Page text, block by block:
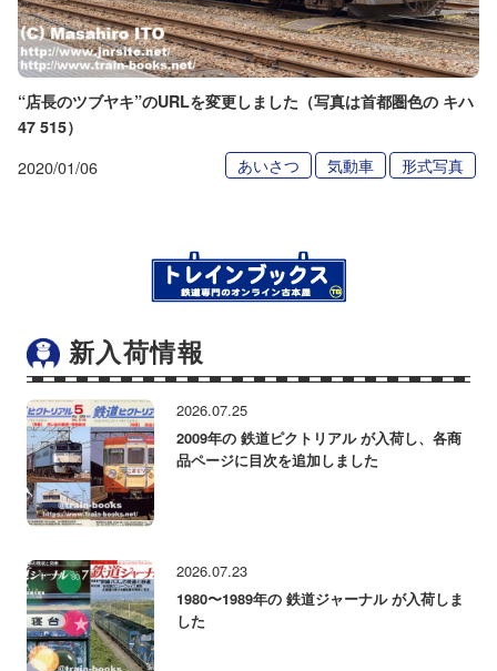
“店長のツブヤキ”のURLを変更しました（写真は首都圏色の キハ
47 515）
2020/01/06 あいさつ 気動車 形式写真
新入荷情報
2026.07.25
2009年の 鉄道ピクトリアル が入荷し、各商
品ページに目次を追加しました
2026.07.23
1980〜1989年の 鉄道ジャーナル が入荷しま
した